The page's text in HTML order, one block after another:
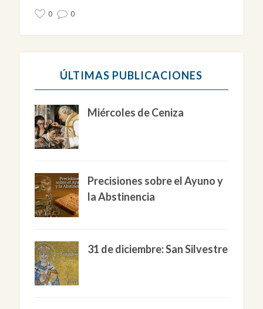
0 0
ÚLTIMAS PUBLICACIONES
Miércoles de Ceniza
Precisiones sobre el Ayuno y
la Abstinencia
31 de diciembre: San Silvestre